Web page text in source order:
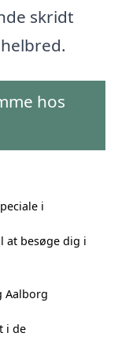
skridt
hos
i
at besøge dig i
Aalborg
i de